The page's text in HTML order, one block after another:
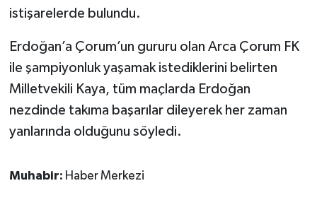
istişarelerde bulundu.
Erdoğan’a Çorum’un gururu olan Arca Çorum FK
ile şampiyonluk yaşamak istediklerini belirten
Milletvekili Kaya, tüm maçlarda Erdoğan
nezdinde takıma başarılar dileyerek her zaman
yanlarında olduğunu söyledi.
Muhabir: Haber Merkezi